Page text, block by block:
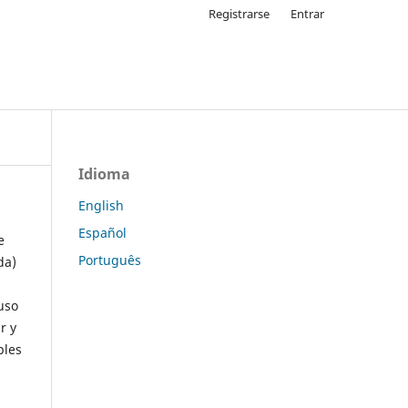
Registrarse Entrar
y
Idioma
English
Español
Português